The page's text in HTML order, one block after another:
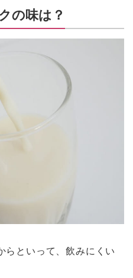
の味は？
らといって、飲みにくい